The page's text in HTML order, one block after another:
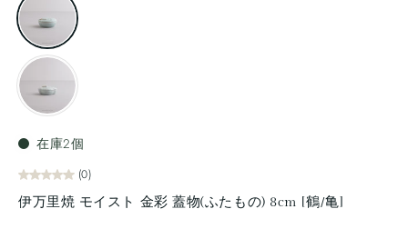
在庫2個
(0)
伊万里焼 モイスト 金彩 蓋物(ふたもの) 8cm [鶴/亀]